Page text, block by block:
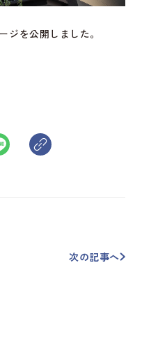
ジを公開しました。
次の記事へ